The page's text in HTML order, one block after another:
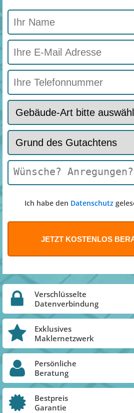
Ich habe den Datenschutz
Verschlüsselte
Datenverbindung
Exklusives
Maklernetzwerk
Persönliche
Beratung
Bestpreis
Garantie